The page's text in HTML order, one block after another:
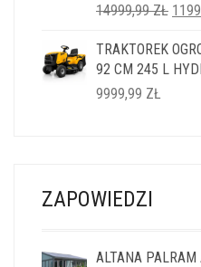
14999,99ZŁ
TRAKTOREK
92 CM 245 L
9999,99 ZŁ
ZAPOWIEDZI
ALTANA